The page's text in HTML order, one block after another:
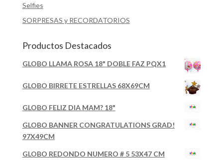
Selfies
SORPRESAS y RECORDATORIOS
Productos Destacados
GLOBO LLAMA ROSA 18" DOBLE FAZ PQX1
GLOBO BIRRETE ESTRELLAS 68X69CM
GLOBO FELIZ DIA MAM? 18"
GLOBO BANNER CONGRATULATIONS GRAD!
97X49CM
GLOBO REDONDO NUMERO # 5 53X47 CM